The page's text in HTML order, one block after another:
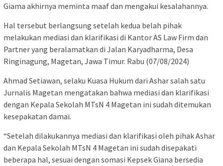
Giama akhirnya meminta maaf dan mengakui kesalahannya.
Hal tersebut berlangsung setelah kedua belah pihak
melakukan mediasi dan klarifikasi di Kantor AS Law Firm dan
Partner yang beralamatkan di Jalan Karyadharma, Desa
Ringinagung, Magetan, Jawa Timur. Rabu (07/08/2024)
Ahmad Setiawan, selaku Kuasa Hukum dari Ashar salah satu
Jurnalis Magetan mengatakan bahwa mediasi dan klarifikasi
dengan Kepala Sekolah MTsN 4 Magetan ini sudah ditemukan
kesepakatan damai.
“Setelah dilakukannya mediasi dan klarifikasi oleh pihak Ashar
dan Kepala Sekolah MTsN 4 Magetan ini sudah disepakati
beberapa hal, sesuai dengan somasi Kepsek Giana bersedia